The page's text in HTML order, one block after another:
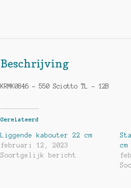
Beschrijving
KRMK0846 – 550 Sciotto TL – 12B
Gerelateerd
Liggende kabouter 22 cm
februari 12, 2023
Soortgelijk bericht
cm